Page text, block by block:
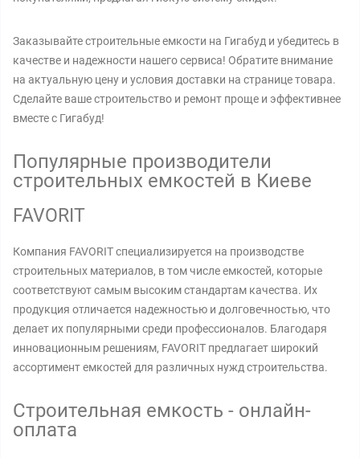
Заказывайте строительные емкости на Гигабуд и убедитесь в
качестве и надежности нашего сервиса! Обратите внимание
на актуальную цену и условия доставки на странице товара.
Сделайте ваше строительство и ремонт проще и эффективнее
вместе с Гигабуд!
Популярные производители
строительных емкостей в Киеве
FAVORIT
Компания FAVORIT специализируется на производстве
строительных материалов, в том числе емкостей, которые
соответствуют самым высоким стандартам качества. Их
продукция отличается надежностью и долговечностью, что
делает их популярными среди профессионалов. Благодаря
инновационным решениям, FAVORIT предлагает широкий
ассортимент емкостей для различных нужд строительства.
Строительная емкость - онлайн-
оплата